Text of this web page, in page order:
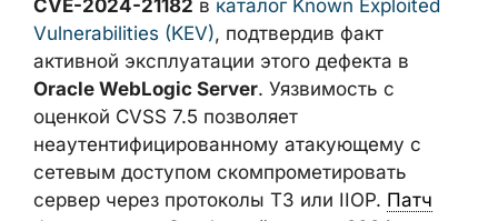
подтвердив факт активной эксплуатации
этого дефекта вOracle WebLogic Server
Уязвимость с оценкой CVSS 7.5 позволяет
неаутентифицированному атакующему с
сетевым доступом скомпрометировать
сервер через протоколы T3 или IIOP.Патч
был выпущен Oracle ещё в июле 2024 года
— почти два года назад, — однако